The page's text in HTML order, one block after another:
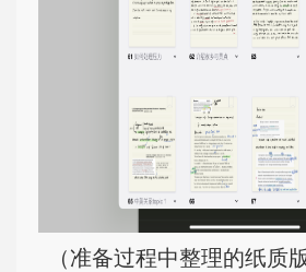
（准备过程中整理的纸质